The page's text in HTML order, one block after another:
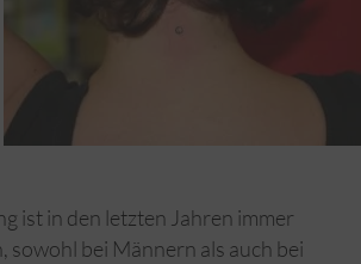
ist in den letzten Jahren immer
sowohl bei Männern als auch bei